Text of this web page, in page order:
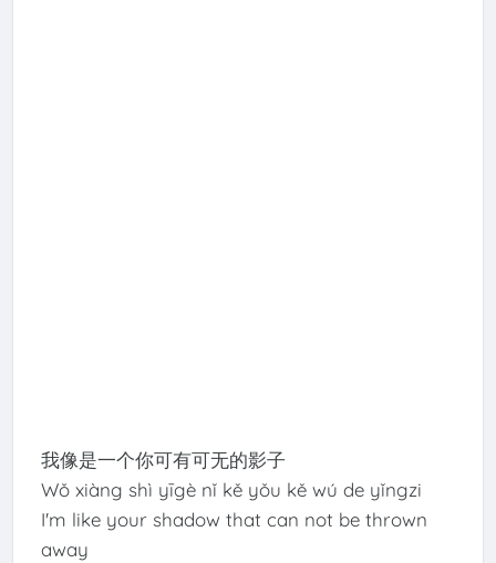
我像是一个你可有可无的影子
Wǒ xiàng shì yīgè nǐ kě yǒu kě wú de yǐngzi
I'm like your shadow that can not be thrown
away